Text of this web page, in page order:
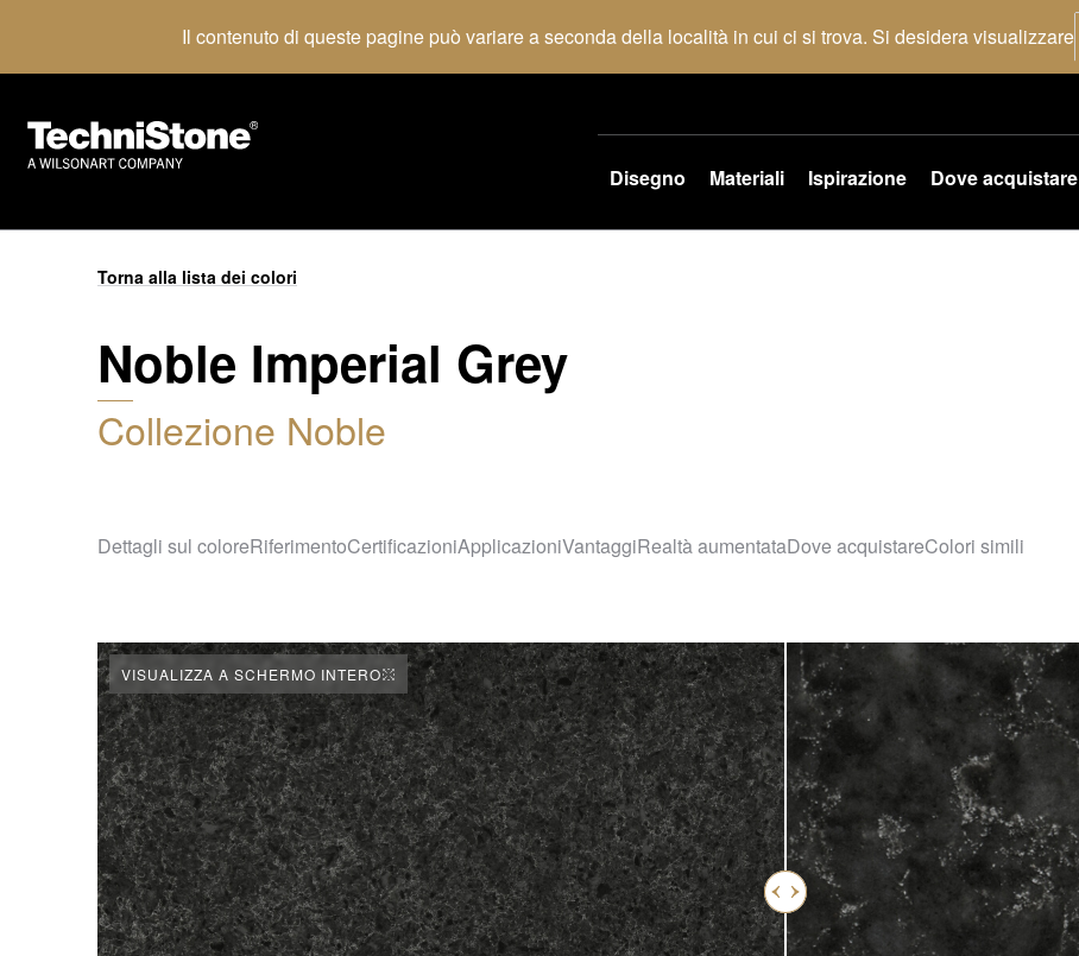
Il contenuto di queste pagine può variare a seconda della località in cui ci si trova. Si desidera visualizzare
Disegno Materiali Ispirazione Dove acquistare
Torna alla lista dei colori
Noble Imperial Grey
Collezione Noble
Dettagli sul coloreRiferimentoCertificazioniApplicazioniVantaggiRealtà aumentataDove acquistareColori simili
VISUALIZZA A SCHERMO INTERO